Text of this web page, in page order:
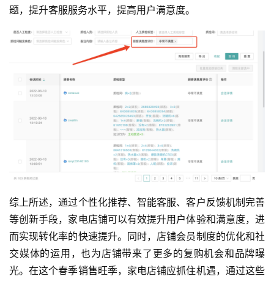
题，提升客服服务水平，提高用户满意度。
综上所述，通过个性化推荐、智能客服、客户反馈机制完善
等创新手段，家电店铺可以有效提升用户体验和满意度，进
而实现转化率的快速提升。同时，店铺会员制度的优化和社
交媒体的运用，也为店铺带来了更多的复购机会和品牌曝
光。在这个春季销售旺季，家电店铺应抓住机遇，通过这些